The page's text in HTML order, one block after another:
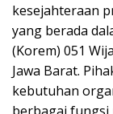
kesejahteraan
yang berada
(Korem) 051
Jawa Barat.
kebutuhan
berbagai fungsi